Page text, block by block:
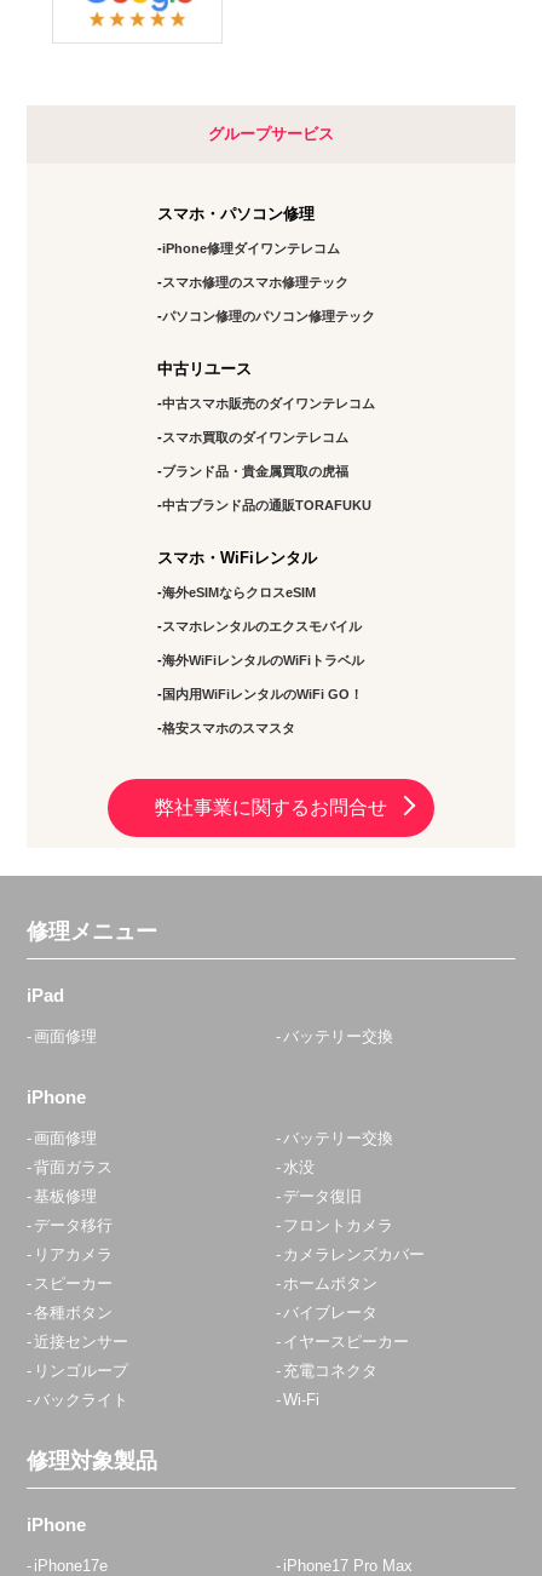
グループサービス
スマホ・パソコン修理
iPhone修理ダイワンテレコム
スマホ修理のスマホ修理テック
パソコン修理のパソコン修理テック
中古リユース
中古スマホ販売のダイワンテレコム
スマホ買取のダイワンテレコム
ブランド品・貴金属買取の虎福
中古ブランド品の通販TORAFUKU
スマホ・WiFiレンタル
海外eSIMならクロスeSIM
スマホレンタルのエクスモバイル
海外WiFiレンタルのWiFiトラベル
国内用WiFiレンタルのWiFi GO！
格安スマホのスマスタ
弊社事業に関するお問合せ
修理メニュー
iPad
画面修理 バッテリー交換
iPhone
画面修理
バッテリー交換
背面ガラス
水没
基板修理
データ復旧
データ移行
フロントカメラ
リアカメラ
カメラレンズカバー
スピーカー
ホームボタン
各種ボタン
バイブレータ
近接センサー
イヤースピーカー
リンゴループ
充電コネクタ
バックライト
Wi-Fi
修理対象製品
iPhone
iPhone17e
iPhone17 Pro Max